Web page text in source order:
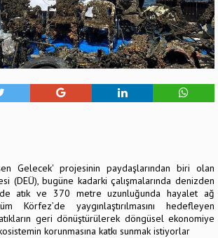
Gelecek' projesinin paydaşlarından biri olan
(DEÜ), bugüne kadarki çalışmalarında denizden
atık ve 370 metre uzunluğunda hayalet ağ
Körfez’de yaygınlaştırılmasını hedefleyen
geri dönüştürülerek döngüsel ekonomiye
korunmasına katkı sunmak istiyorlar